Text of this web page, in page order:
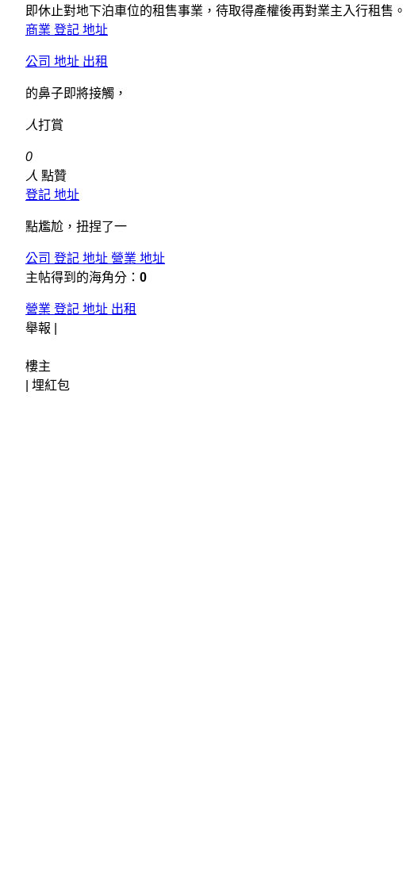
即休止對地下泊車位的租售事業，待取得產權後再對業主入行租售。
商業 登記 地址
公司 地址 出租
的鼻子即將接觸，
人打賞
0
人 點贊
登記 地址
點尷尬，扭捏了一
公司 登記 地址 營業 地址
主帖得到的海角分： 0
營業 登記 地址 出租
舉報 |
樓主
埋紅包